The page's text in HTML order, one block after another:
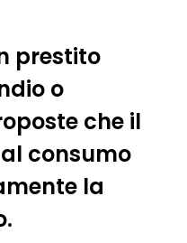
prestito
o
che il
consumo
la